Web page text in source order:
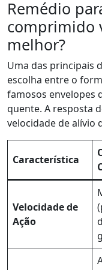
Remédio
comprimido
melhor?
Uma das principais
escolha entre o
famosos envelopes
quente. A resposta
velocidade de alívio
Característica
Velocidade de
Ação